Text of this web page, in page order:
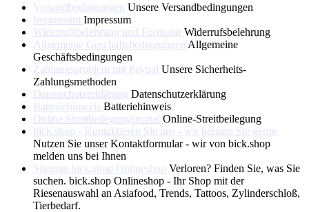
Versandbedingungen Unsere Versandbedingungen
Impressum Impressum
Widerrufsbelehrung und Formular Widerrufsbelehrung
Allgemeine Geschäftsbedingungen Allgemeine
Geschäftsbedingungen
Zahlungsproblem mit Paypal Unsere Sicherheits-
Zahlungsmethoden
Datenschutzerklärung Datenschutzerklärung
Batteriehinweis Batteriehinweis
Online Streitbeilegungsportal Online-Streitbeilegung
bick.shop - Kontaktieren Sie uns - wir beraten Sie gerne
Nutzen Sie unser Kontaktformular - wir von bick.shop
melden uns bei Ihnen
Sitemap bick.shop Onlineshop Verloren? Finden Sie, was Sie
suchen. bick.shop Onlineshop - Ihr Shop mit der
Riesenauswahl an Asiafood, Trends, Tattoos, Zylinderschloß,
Tierbedarf.